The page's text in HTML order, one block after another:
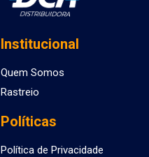
Institucional
Quem Somos
Rastreio
Políticas
Política de Privacidade